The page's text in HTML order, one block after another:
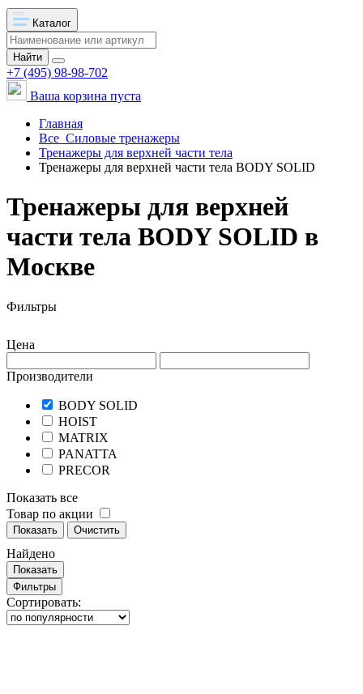
Каталог
Найти
+7 (495) 98-98-702
Ваша корзина пуста
Главная
Все Силовые тренажеры
Тренажеры для верхней части тела
Тренажеры для верхней части тела BODY SOLID
Тренажеры для верхней
части тела BODY SOLID в
Москве
Фильтры
Цена
Производители
BODY SOLID
HOIST
MATRIX
PANATTA
PRECOR
Показать все
Товар по акции
Показать Очистить
Найдено
Показать
Фильтры
Сортировать: